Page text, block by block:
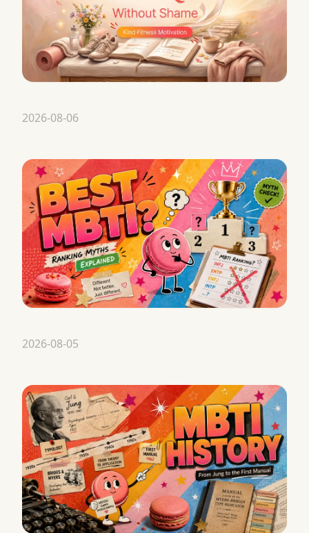
2026-08-06
2026-08-05